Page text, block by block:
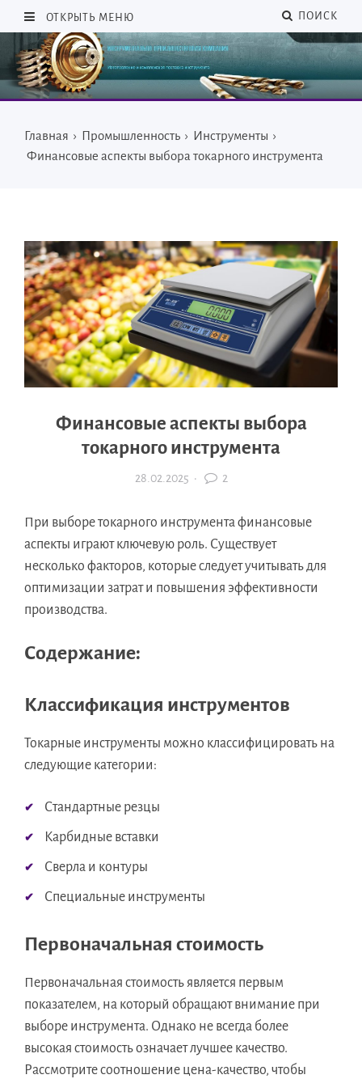
ОТКРЫТЬ МЕНЮ ПОИСК
Главная › Промышленность › Инструменты ›
Финансовые аспекты выбора токарного инструмента
Финансовые аспекты выбора
токарного инструмента
28.02.2025 · 2
При выборе токарного инструмента финансовые
аспекты играют ключевую роль. Существует
несколько факторов, которые следует учитывать для
оптимизации затрат и повышения эффективности
производства.
Содержание:
Классификация инструментов
Токарные инструменты можно классифицировать на
следующие категории:
Стандартные резцы
Карбидные вставки
Сверла и контуры
Специальные инструменты
Первоначальная стоимость
Первоначальная стоимость является первым
показателем, на который обращают внимание при
выборе инструмента. Однако не всегда более
высокая стоимость означает лучшее качество.
Рассмотрите соотношение цена-качество, чтобы